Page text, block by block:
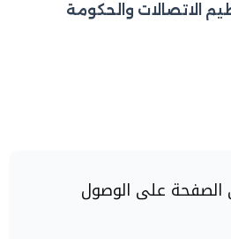
الاتصالات والحكومة
على الوصول